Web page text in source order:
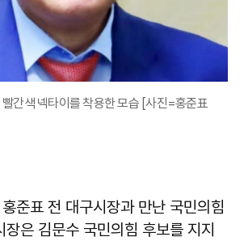
간색 넥타이를 착용한 모습 [사진=홍준표
준표 전 대구시장과 만난 국민의힘
은 김문수 국민의힘 후보를 지지